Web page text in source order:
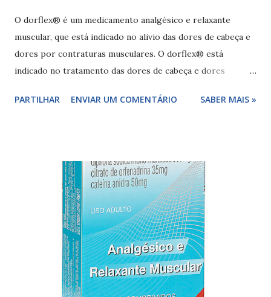
O dorflex® é um medicamento analgésico e relaxante
muscular, que está indicado no alivio das dores de cabeça e
dores por contraturas musculares. O dorflex® está
indicado no tratamento das dores de cabeça e dores
medicamento dorflex® deve esta acção analgésica e anti-
gotas. Dosagem de dorflex® (comprimidos) - 1 a 2
comprimidos, 3 a 4 vezes por dia Dosagem de dorflex®
(gotas) - 30 a 60 gotas, 3 a 4 vezes por dia Fontes
bibliográficas procuromaissaude.com/dorflex bulas.med.br
PARTILHAR ENVIAR UM COMENTÁRIO SABER MAIS »